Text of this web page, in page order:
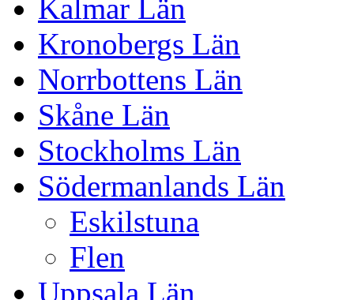
Kalmar Län
Kronobergs Län
Norrbottens Län
Skåne Län
Stockholms Län
Södermanlands Län
Eskilstuna
Flen
Uppsala Län